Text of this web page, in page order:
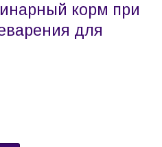
корм при
для